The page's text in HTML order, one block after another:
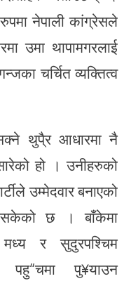
नेपाली कांग्रेसले
उमा थापामगरलाई
चर्चित व्यक्तित्व
थुपै्र आधारमा नै
हो । उनीहरुको
उम्मेदवार बनाएको
छ । बाँकेमा
र सुदुरपश्चिम
पहु“चमा पु¥याउन